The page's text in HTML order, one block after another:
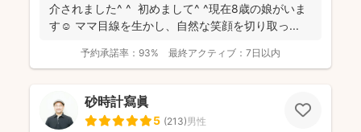
介されました^ ^ 初めまして^ ^現在8歳の娘がいま
す☺︎ ママ目線を生かし、自然な笑顔を切り取っ...
予約承諾率： 93% 最終アクティブ： 7日以内
砂時計寫眞
5 (213)男性